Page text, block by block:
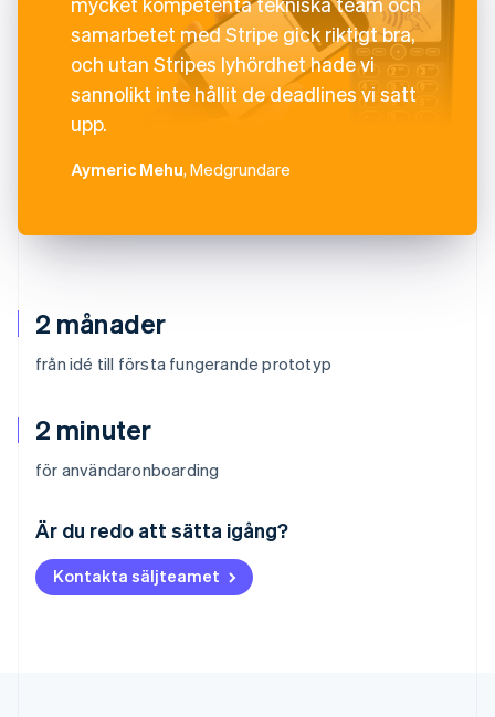
2 månader
från idé till första fungerande prototyp
2 minuter
för användaronboarding
Är du redo att sätta igång?
Kontakta säljteamet
samarbetet med Stripe gick riktigt bra,
och utan Stripes lyhördhet hade vi
sannolikt inte hållit de deadlines vi satt
upp.
Aymeric Mehu, Medgrundare
Belgien
NederlandsFrançaisDeutsch
Brasilien
PortuguêsEnglish